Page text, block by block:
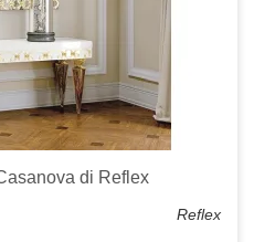
di Reflex
Reflex